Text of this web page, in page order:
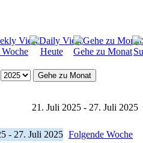
Heute Gehe zu Monat
Gehe zu Monat
21. Juli 2025 - 27. Juli 2025
- 27. Juli 2025 Folgende Woche